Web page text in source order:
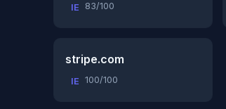
IE 83/100
stripe.com
IE 100/100